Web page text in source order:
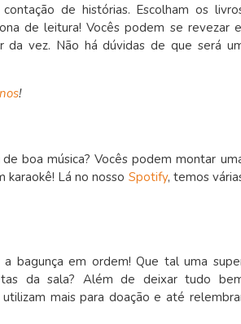
de histórias. Escolham os
de leitura! Vocês podem se revezar
vez. Não há dúvidas de que será
!
boa música? Vocês podem montar
Lá no nosso Spotify, temos
bagunça em ordem! Que tal uma
da sala? Além de deixar tudo
mais para doação e até